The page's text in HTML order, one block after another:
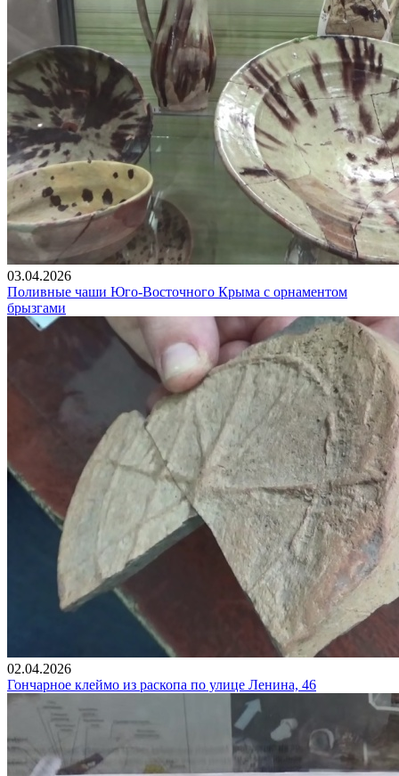
03.04.2026
Поливные чаши Юго-Восточного Крыма с орнаментом
брызгами
02.04.2026
Гончарное клеймо из раскопа по улице Ленина, 46